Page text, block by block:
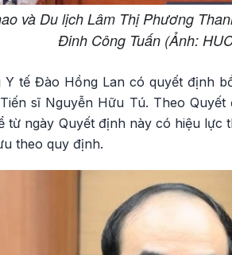
và Du lịch Lâm Thị Phương
Đinh Công Tuấn (Ảnh:
tế Đào Hồng Lan có quyết định
sĩ Nguyễn Hữu Tú. Theo
từ ngày Quyết định này có hiệu
theo quy định.